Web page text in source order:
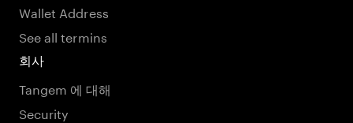
Wallet Address
See all termins
회사
Tangem 에 대해
Security